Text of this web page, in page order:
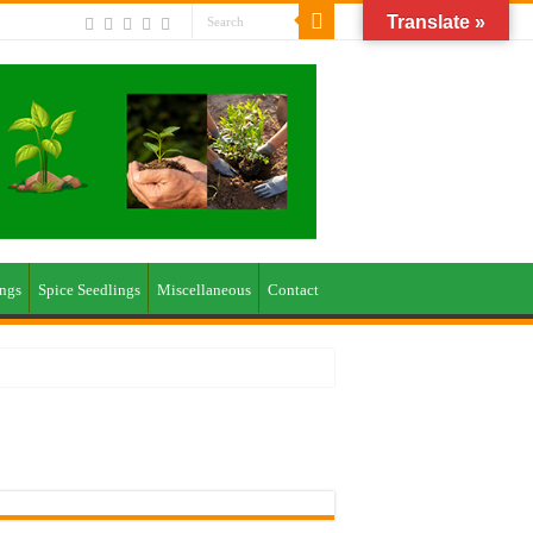
Spice Seedlings Miscellaneous Contact
Translate »